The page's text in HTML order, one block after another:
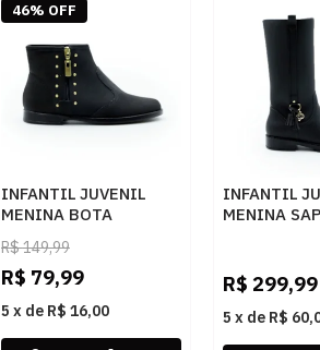
INFANTIL JUVENIL
MENINA BOTA
MOLEKINHA COUNTRY
218110931230
15745PRETO
R$149,99
R$ 79,99
5 x de R$ 16,00
46% OFF
INFANTIL
MENINA
R$ 299,99
5 x de R$